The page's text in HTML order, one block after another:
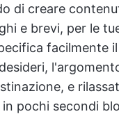
di creare
e brevi, per le
facilmente
e
pochi secondi